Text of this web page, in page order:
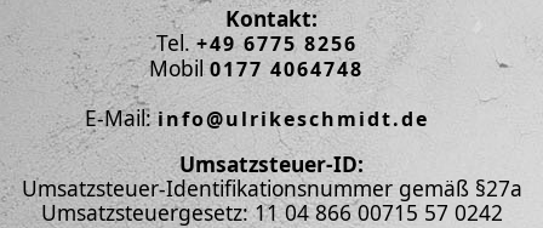
Kontakt:
Tel.+49 6775 8256
Mobil0177 4064748
E-Mail:info@ulrikeschmidt.de
Umsatzsteuer-ID:
Umsatzsteuer-Identifikationsnummer gemäß §27a
Umsatzsteuergesetz: 11 04 866 00715 57 0242